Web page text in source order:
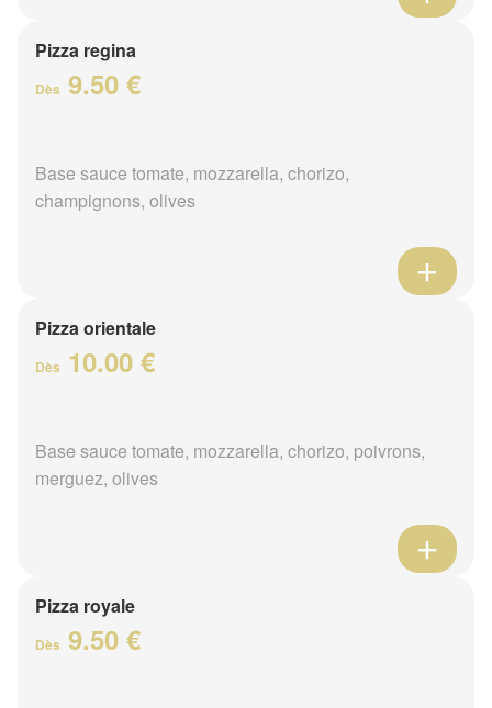
Pizza regina
Dès 9.50 €
Base sauce tomate, mozzarella, chorizo,
champignons, olives
Pizza orientale
Dès 10.00 €
Base sauce tomate, mozzarella, chorizo, poivrons,
merguez, olives
Pizza royale
Dès 9.50 €